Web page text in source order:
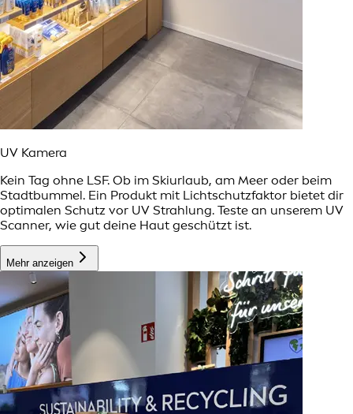
UV Kamera
Kein Tag ohne LSF. Ob im Skiurlaub, am Meer oder beim
Stadtbummel. Ein Produkt mit Lichtschutzfaktor bietet dir
optimalen Schutz vor UV Strahlung. Teste an unserem UV
Scanner, wie gut deine Haut geschützt ist.
Mehr anzeigen